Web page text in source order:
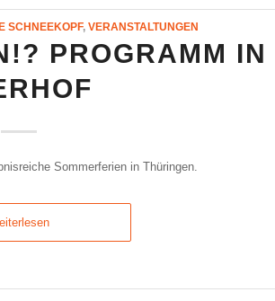
SCHNEEKOPF, VERANSTALTUNGEN
PROGRAMM IN
Sommerferien in Thüringen.